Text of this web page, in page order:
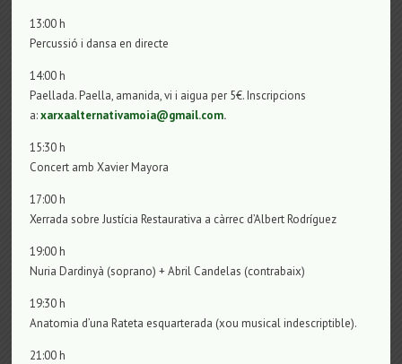
13:00 h
Percussió i dansa en directe
14:00 h
Paellada. Paella, amanida, vi i aigua per 5€. Inscripcions
a:xarxaalternativamoia@gmail.com.
15:30 h
Concert amb Xavier Mayora
17:00 h
Xerrada sobre Justícia Restaurativa a càrrec d’Albert Rodríguez
19:00 h
Nuria Dardinyà (soprano) + Abril Candelas (contrabaix)
19:30 h
Anatomia d’una Rateta esquarterada (xou musical indescriptible).
21:00 h